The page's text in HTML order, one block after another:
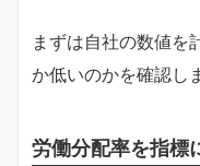
まずは自社の数値を
か低いのかを確認し
労働分配率を指標